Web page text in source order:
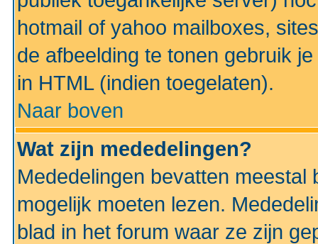
hotmail of yahoo mailboxes,
de afbeelding te tonen gebruik
in HTML (indien toegelaten).
Naar boven
Wat zijn mededelingen?
Mededelingen bevatten
mogelijk moeten lezen.
blad in het forum waar ze zijn